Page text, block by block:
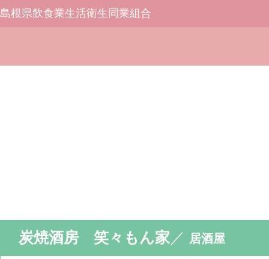
島根県飲食業生活衛生同業組合
炭焼酒房 笑々もん家 ／ 居酒屋